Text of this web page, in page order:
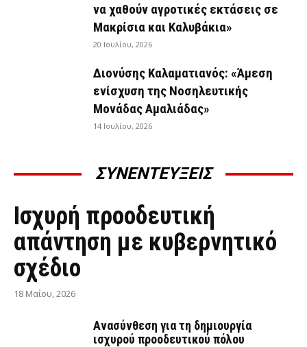
να χαθούν αγροτικές εκτάσεις σε
Μακρίσια και Καλυβάκια»
20 Ιουλίου, 2026
Διονύσης Καλαματιανός: «Άμεση
ενίσχυση της Νοσηλευτικής
Μονάδας Αμαλιάδας»
14 Ιουλίου, 2026
ΣΥΝΕΝΤΕΥΞΕΙΣ
ΣΥΝΕΝΤΕΎΞΕΙΣ
Ισχυρή προοδευτική
απάντηση με κυβερνητικό
σχέδιο
18 Μαΐου, 2026
Ανασύνθεση για τη δημιουργία
ισχυρού προοδευτικού πόλου